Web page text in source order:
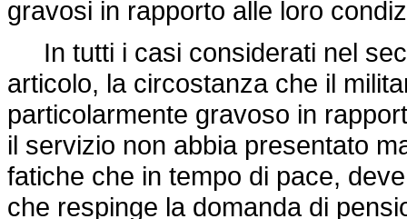
gravosi in rapporto alle loro
In tutti i casi considerati nel
articolo, la circostanza che il
particolarmente gravoso in
il servizio non abbia presentato
fatiche che in tempo di pace,
che respinge la domanda di